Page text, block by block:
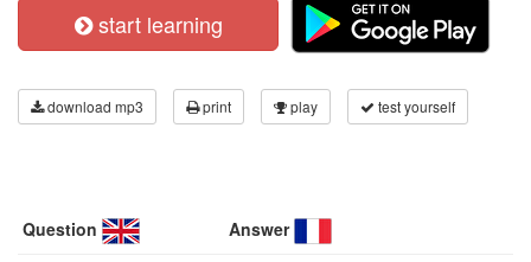
start learning
download mp3 print play test yourself
Question Answer